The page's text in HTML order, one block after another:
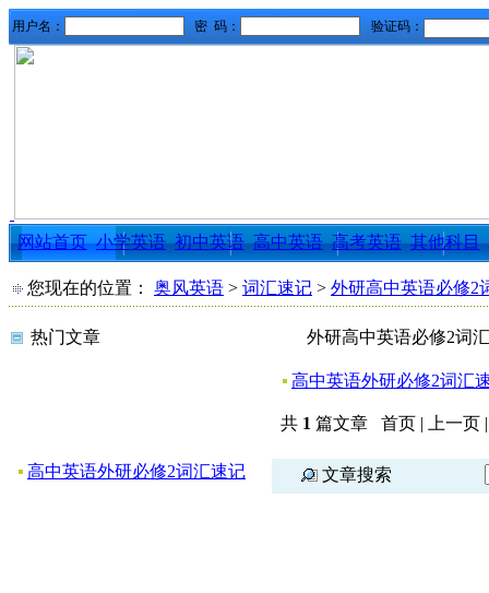
网站首页 小学英语 初中英语 高中英语 高考英语 其他科目
您现在的位置： 奥风英语 > 词汇速记 > 外研高中英语必修2
热门文章
高中英语外研必修2词汇速记
外研高中英语必修2词
高中英语外研必修2词汇
共 1 篇文章 首页 | 上一页
文章搜索